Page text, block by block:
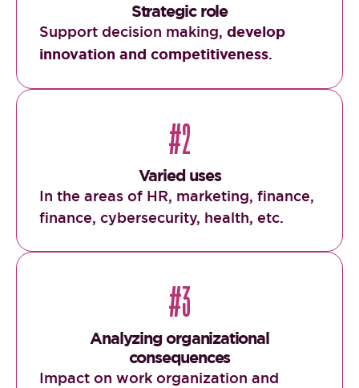
Strategic role
Support decision making, develop
innovation and competitiveness.
#2
Varied uses
In the areas of HR, marketing, finance,
finance, cybersecurity, health, etc.
#3
Analyzing organizational
consequences
Impact on work organization and